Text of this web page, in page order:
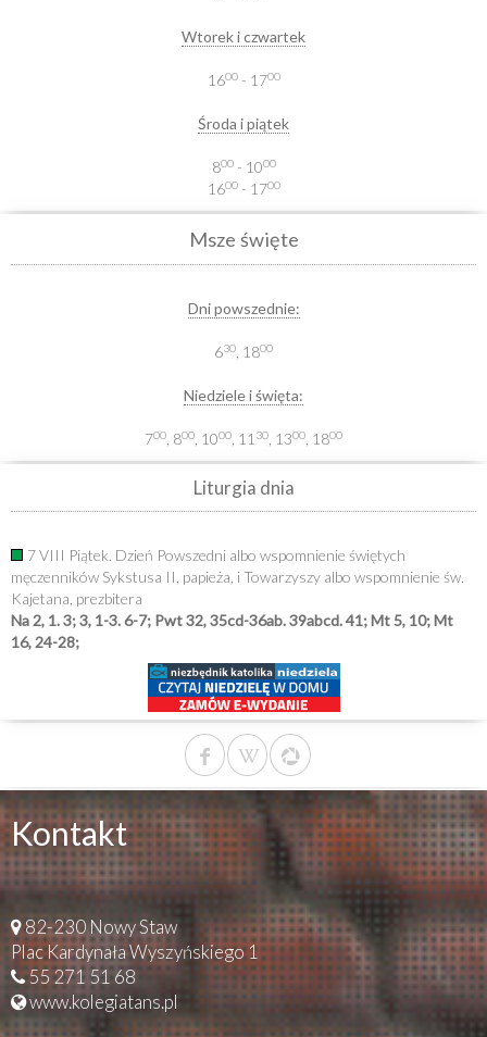
Wtorek i czwartek
1600- 1700
Środa i piątek
800- 1000
1600- 1700
Msze święte
Dni powszednie:
630 , 1800
Niedziele i święta:
700 , 800 , 1000 , 11 30 , 1300 , 1800
Liturgia dnia
7 VIII Piątek. Dzień Powszedni albo wspomnienie świętych
męczenników Sykstusa II, papieża, i Towarzyszy albo wspomnienie św.
Kajetana, prezbitera
Na 2, 1. 3; 3, 1-3. 6-7; Pwt 32, 35cd-36ab. 39abcd. 41; Mt 5, 10; Mt
16, 24-28;
Kontakt
82-230 Nowy Staw
Plac Kardynała Wyszyńskiego 1
55 271 51 68
www.kolegiatans.pl